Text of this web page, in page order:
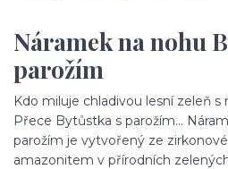
Náramek na nohu
parožím
Kdo miluje chladivou lesní zeleň s
Přece Bytůstka s parožím...
parožím je vytvořený ze
amazonitem v přírodních